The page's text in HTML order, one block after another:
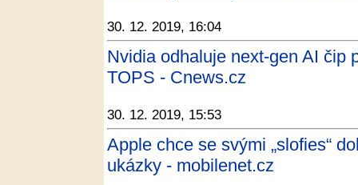
30. 12. 2019, 16:04
Nvidia odhaluje next-gen AI čip
TOPS - Cnews.cz
30. 12. 2019, 15:53
Apple chce se svými „slofies“
ukázky - mobilenet.cz